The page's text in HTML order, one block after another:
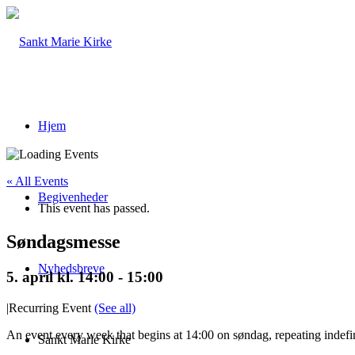
Hjem
Begivenheder
Nyhedsbreve
Sankt Marie Kirke
« All Events
This event has passed.
Søndagsmesse
5. april kl. 14:00 - 15:00
|Recurring Event (See all)
An event every week that begins at 14:00 on søndag, repeating